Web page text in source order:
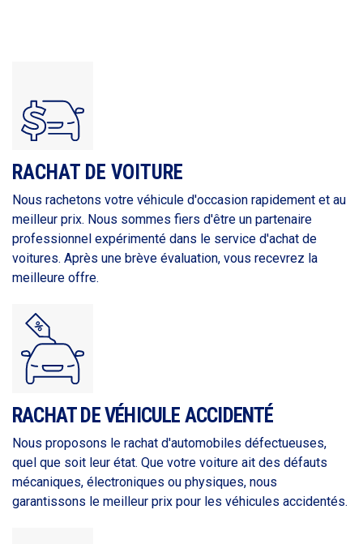
RACHAT DE VOITURE
Nous rachetons votre véhicule d'occasion rapidement et au
meilleur prix. Nous sommes fiers d'être un partenaire
professionnel expérimenté dans le service d'achat de
voitures. Après une brève évaluation, vous recevrez la
meilleure offre.
RACHAT DE VÉHICULE ACCIDENTÉ
Nous proposons le rachat d'automobiles défectueuses,
quel que soit leur état. Que votre voiture ait des défauts
mécaniques, électroniques ou physiques, nous
garantissons le meilleur prix pour les véhicules accidentés.